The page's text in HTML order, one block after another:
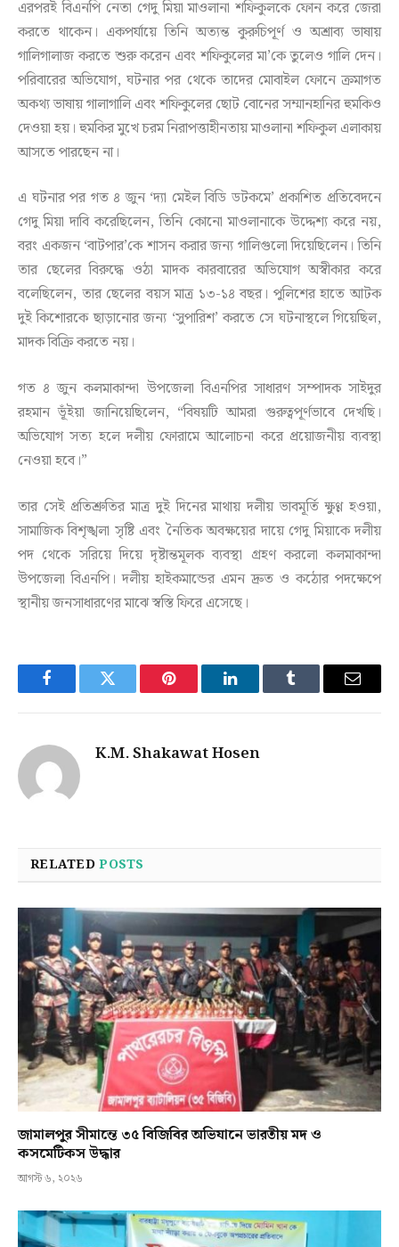
এরপরই বিএনপি নেতা গেদু মিয়া মাওলানা শফিকুলকে ফোন করে জেরা
করতে থাকেন। একপর্যায়ে তিনি অত্যন্ত কুরুচিপূর্ণ ও অশ্রাব্য ভাষায়
গালিগালাজ করতে শুরু করেন এবং শফিকুলের মা’কে তুলেও গালি দেন।
পরিবারের অভিযোগ, ঘটনার পর থেকে তাদের মোবাইল ফোনে ক্রমাগত
অকথ্য ভাষায় গালাগালি এবং শফিকুলের ছোট বোনের সম্মানহানির হুমকিও
দেওয়া হয়। হুমকির মুখে চরম নিরাপত্তাহীনতায় মাওলানা শফিকুল এলাকায়
আসতে পারছেন না।
এ ঘটনার পর গত ৪ জুন ‌‘দ্যা মেইল বিডি ডটকমে’ প্রকাশিত প্রতিবেদনে
গেদু মিয়া দাবি করেছিলেন, তিনি কোনো মাওলানাকে উদ্দেশ্য করে নয়,
বরং একজন ‘বাটপার’কে শাসন করার জন্য গালিগুলো দিয়েছিলেন। তিনি
তার ছেলের বিরুদ্ধে ওঠা মাদক কারবারের অভিযোগ অস্বীকার করে
বলেছিলেন, তার ছেলের বয়স মাত্র ১৩-১৪ বছর। পুলিশের হাতে আটক
দুই কিশোরকে ছাড়ানোর জন্য ‘সুপারিশ’ করতে সে ঘটনাস্থলে গিয়েছিল,
মাদক বিক্রি করতে নয়।
গত ৪ জুন কলমাকান্দা উপজেলা বিএনপির সাধারণ সম্পাদক সাইদুর
রহমান ভূঁইয়া জানিয়েছিলেন, “বিষয়টি আমরা গুরুত্বপূর্ণভাবে দেখছি।
অভিযোগ সত্য হলে দলীয় ফোরামে আলোচনা করে প্রয়োজনীয় ব্যবস্থা
নেওয়া হবে।”
তার সেই প্রতিশ্রুতির মাত্র দুই দিনের মাথায় দলীয় ভাবমূর্তি ক্ষুণ্ণ হওয়া,
সামাজিক বিশৃঙ্খলা সৃষ্টি এবং নৈতিক অবক্ষয়ের দায়ে গেদু মিয়াকে দলীয়
পদ থেকে সরিয়ে দিয়ে দৃষ্টান্তমূলক ব্যবস্থা গ্রহণ করলো কলমাকান্দা
উপজেলা বিএনপি। দলীয় হাইকমান্ডের এমন দ্রুত ও কঠোর পদক্ষেপে
স্থানীয় জনসাধারণের মাঝে স্বস্তি ফিরে এসেছে।
FacebookTwitter Pinterest LinkedInTumblr Email
K.M. Shakawat Hosen
RELATEDPOSTS
জামালপুর সীমান্তে ৩৫ বিজিবির অভিযানে ভারতীয় মদ ও
কসমেটিকস উদ্ধার
আগস্ট ৬, ২০২৬